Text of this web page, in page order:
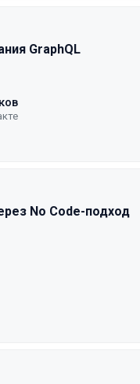
GraphQL
No Code-подход